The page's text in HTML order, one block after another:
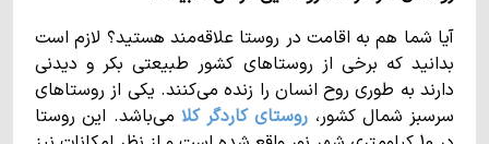
آیا شما هم به اقامت در روستا علاقه‌مند هستید؟ لازم است
بدانید که برخی از روستاهای کشور طبیعتی بکر و دیدنی
دارند به طوری روح انسان را زنده می‌کنند. یکی از روستاهای
سرسبز شمال کشور، روستای کاردگر کلا می‌باشد. این روستا